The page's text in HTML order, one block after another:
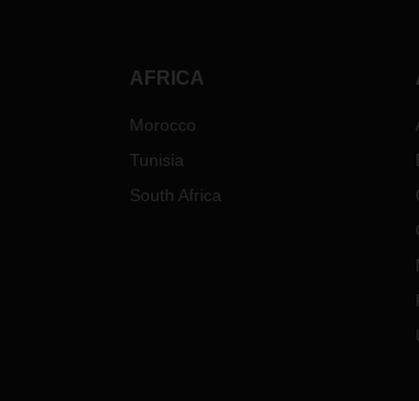
AFRICA
Morocco
Tunisia
South Africa